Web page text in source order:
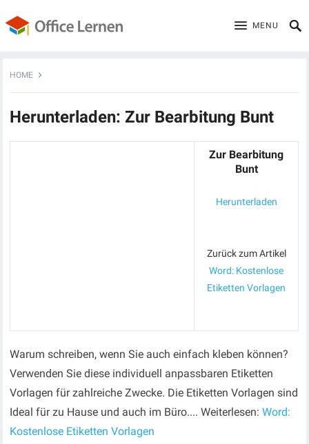
MENU
HOME
Herunterladen: Zur Bearbitung Bunt
Zur Bearbitung
Bunt
Herunterladen
Zurück zum Artikel
Word: Kostenlose
Etiketten Vorlagen
Warum schreiben, wenn Sie auch einfach kleben können?
Verwenden Sie diese individuell anpassbaren Etiketten
Vorlagen für zahlreiche Zwecke. Die Etiketten Vorlagen sind
Ideal für zu Hause und auch im Büro.... Weiterlesen:Word:
Kostenlose Etiketten Vorlagen